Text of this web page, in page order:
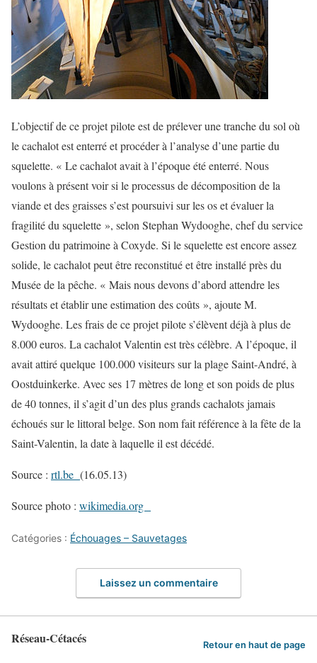
L’objectif de ce projet pilote est de prélever une tranche du sol où
le cachalot est enterré et procéder à l’analyse d’une partie du
squelette. « Le cachalot avait à l’époque été enterré. Nous
voulons à présent voir si le processus de décomposition de la
viande et des graisses s’est poursuivi sur les os et évaluer la
fragilité du squelette », selon Stephan Wydooghe, chef du service
Gestion du patrimoine à Coxyde. Si le squelette est encore assez
solide, le cachalot peut être reconstitué et être installé près du
Musée de la pêche. « Mais nous devons d’abord attendre les
résultats et établir une estimation des coûts », ajoute M.
Wydooghe. Les frais de ce projet pilote s’élèvent déjà à plus de
8.000 euros. La cachalot Valentin est très célèbre. A l’époque, il
avait attiré quelque 100.000 visiteurs sur la plage Saint-André, à
Oostduinkerke. Avec ses 17 mètres de long et son poids de plus
de 40 tonnes, il s’agit d’un des plus grands cachalots jamais
échoués sur le littoral belge. Son nom fait référence à la fête de la
Saint-Valentin, la date à laquelle il est décédé.
Source : rtl.be (16.05.13)
Source photo : wikimedia.org
Catégories : Échouages – Sauvetages
Laissez un commentaire
Réseau-Cétacés Retour en haut de page